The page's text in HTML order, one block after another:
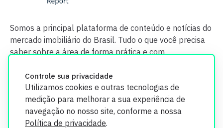
Controle sua privacidade
Utilizamos cookies e outras tecnologias de
medição para melhorar a sua experiência de
navegação no nosso site, conforme a nossa
Política de privacidade.
Somos a principal plataforma de conteúdo e notícias do
mercado imobiliário do Brasil. Tudo o que você precisa
saber sobre a área de forma prática e com